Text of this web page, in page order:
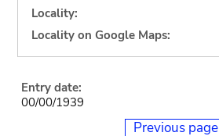
Locality:
Locality on Google Maps:
Entry date:
00/00/1939
Previous page